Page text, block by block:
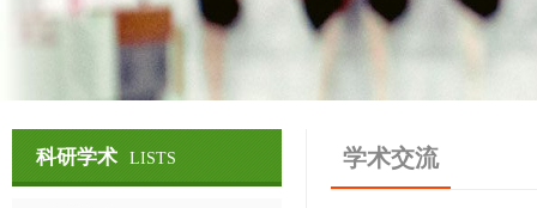
科研学术 LISTS 学术交流